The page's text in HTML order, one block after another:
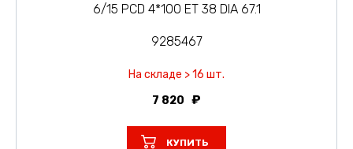
6/15 PCD 4*100 ET 38 DIA 67.1
9285467
На складе > 16 шт.
7 820
КУПИТЬ